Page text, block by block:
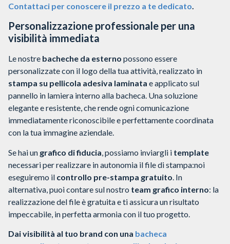
Contattaci per conoscere il prezzo a te dedicato.
Personalizzazione professionale per una
visibilità immediata
Le nostre bacheche da esterno possono essere
personalizzate con il logo della tua attività, realizzato in
stampa su pellicola adesiva laminata e applicato sul
pannello in lamiera interno alla bacheca. Una soluzione
elegante e resistente, che rende ogni comunicazione
immediatamente riconoscibile e perfettamente coordinata
con la tua immagine aziendale.
Se hai un grafico di fiducia , possiamo inviargli i template
necessari per realizzare in autonomia il file di stampa:noi
eseguiremo il controllo pre-stampa gratuito In
alternativa, puoi contare sul nostro team grafico interno: la
realizzazione del file è gratuita e ti assicura un risultato
impeccabile, in perfetta armonia con il tuo progetto.
Dai visibilità al tuo brand con una bacheca